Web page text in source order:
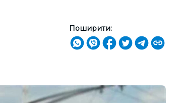
Поширити: